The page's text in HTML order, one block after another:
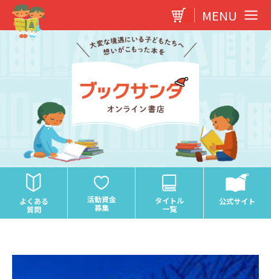
容
MENU
よくある
質問
活動資金
募集
タイトル
一覧
公式サイト